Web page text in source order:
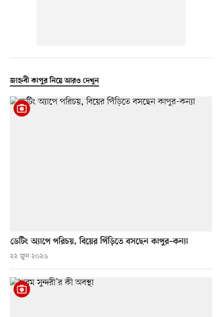
জাহ্নবী কাপুর নিয়ে আরও দেখুন
ডেটিং অ্যাপে পরিচয়, বিয়ের পিঁড়িতে বসছেন কাপুর–কন্যা
২২ জুন ২০২৬